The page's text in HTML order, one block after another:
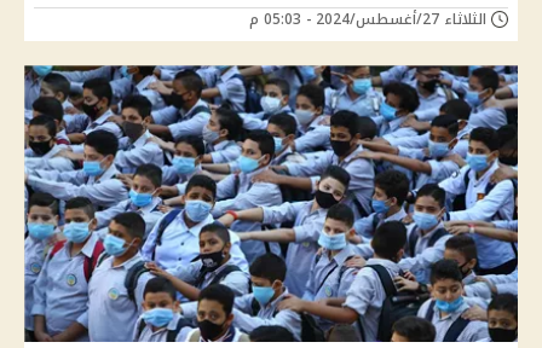
الثلاثاء 27/أغسطس/2024 - 05:03 م